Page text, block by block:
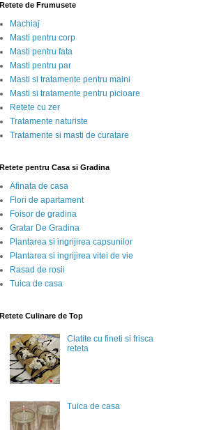
Retete de Frumusete
Machiaj
Masti pentru corp
Masti pentru fata
Masti pentru par
Masti si tratamente pentru maini
Masti si tratamente pentru picioare
Retete cu zer
Tratamente naturiste
Tratamente si masti de curatare
Retete pentru Casa si Gradina
Afinata de casa
Flori de apartament
Foisor de gradina
Gratar De Gradina
Plantarea si ingrijirea capsunilor
Plantarea si ingrijirea vitei de vie
Rasad de rosii
Tuica de casa
Retete Culinare de Top
Clatite cu fineti si frisca
reteta
Tuica de casa